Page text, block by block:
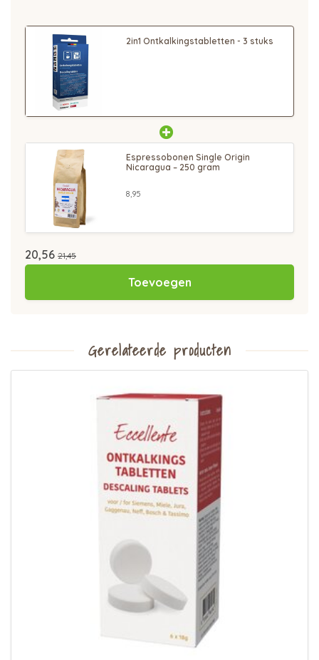
2in1 Ontkalkingstabletten - 3 stuks
Espressobonen Single Origin
Nicaragua – 250 gram
8,95
20,56 21,45
Toevoegen
Gerelateerde producten